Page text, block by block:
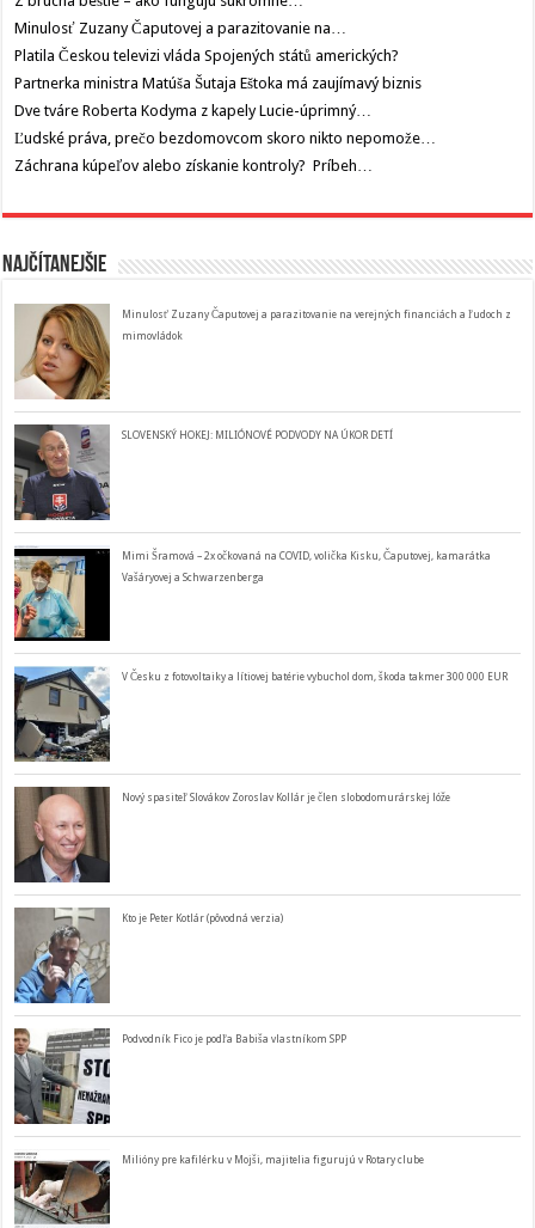
Minulosť Zuzany Čaputovej a parazitovanie na…
Platila Českou televizi vláda Spojených států amerických?
Partnerka ministra Matúša Šutaja Eštoka má zaujímavý biznis
Dve tváre Roberta Kodyma z kapely Lucie-úprimný…
Ľudské práva, prečo bezdomovcom skoro nikto nepomože…
Záchrana kúpeľov alebo získanie kontroly? Príbeh…
Najčítanejšie
Minulosť Zuzany Čaputovej a parazitovanie na verejných financiách a ľudoch z
mimovládok
SLOVENSKÝ HOKEJ: MILIÓNOVÉ PODVODY NA ÚKOR DETÍ
Mimi Šramová – 2x očkovaná na COVID, volička Kisku, Čaputovej, kamarátka
Vašáryovej a Schwarzenberga
V Česku z fotovoltaiky a lítiovej batérie vybuchol dom, škoda takmer 300 000 EUR
Nový spasiteľ Slovákov Zoroslav Kollár je člen slobodomurárskej lóže
Kto je Peter Kotlár (pôvodná verzia)
Podvodník Fico je podľa Babiša vlastníkom SPP
Milióny pre kafilérku v Mojši, majitelia figurujú v Rotary clube